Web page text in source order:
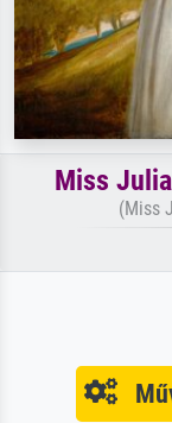
Miss
(Miss